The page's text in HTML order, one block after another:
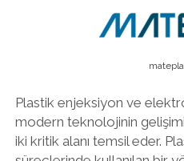
Plastik enjeksiyon ve
modern teknolojinin
iki kritik alanı temsil eder.